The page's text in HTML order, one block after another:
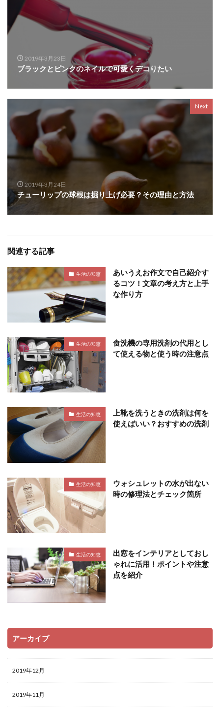
2019年3月23日
ブラックとピンクのネイルで可愛くデコりたい
Next
2019年3月24日
チューリップの球根は掘り上げ必要？その理由と方法
関連する記事
生活の知恵
あいうえお作文で自己紹介す
るコツ！文章の考え方と上手
な作り方
生活の知恵
食洗機の専用洗剤の代用とし
て使える物と使う時の注意点
生活の知恵
上靴を洗うときの洗剤は何を
使えばいい？おすすめの洗剤
生活の知恵
ウォシュレットの水が出ない
時の修理法とチェック箇所
生活の知恵
出窓をインテリアとしておし
ゃれに活用！ポイントや注意
点を紹介
アーカイブ
2019年12月
2019年11月